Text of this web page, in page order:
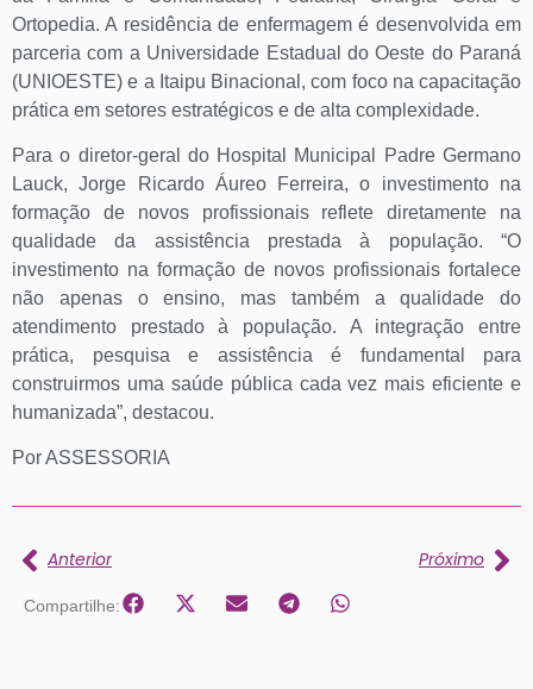
Ortopedia. A residência de enfermagem é desenvolvida em
parceria com a Universidade Estadual do Oeste do Paraná
(UNIOESTE) e a Itaipu Binacional, com foco na capacitação
prática em setores estratégicos e de alta complexidade.
Para o diretor-geral do Hospital Municipal Padre Germano
Lauck, Jorge Ricardo Áureo Ferreira, o investimento na
formação de novos profissionais reflete diretamente na
qualidade da assistência prestada à população. “O
investimento na formação de novos profissionais fortalece
não apenas o ensino, mas também a qualidade do
atendimento prestado à população. A integração entre
prática, pesquisa e assistência é fundamental para
construirmos uma saúde pública cada vez mais eficiente e
humanizada”, destacou.
Por ASSESSORIA
Anterior Próximo
Compartilhe: